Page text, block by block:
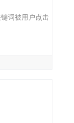
词被用户点击